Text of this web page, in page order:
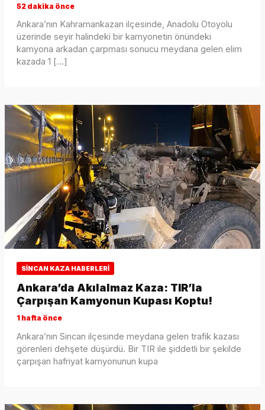
52 dakika önce
Ankara’nın Kahramankazan ilçesinde, Anadolu Otoyolu
üzerinde seyir halindeki bir kamyonetin önündeki
kamyona arkadan çarpması sonucu meydana gelen elim
kazada 1 […]
SINCAN KAZA HABERLERI
Ankara’da Akılalmaz Kaza: TIR’la
Çarpışan Kamyonun Kupası Koptu!
1 hafta önce
Ankara’nın Sincan ilçesinde meydana gelen trafik kazası
görenleri dehşete düşürdü. Bir TIR ile şiddetli bir şekilde
çarpışan hafriyat kamyonunun kupa